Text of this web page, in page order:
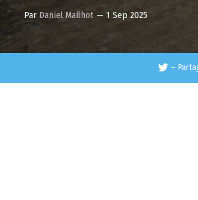
Par Daniel Mailhot — 1 Sep 2025
–